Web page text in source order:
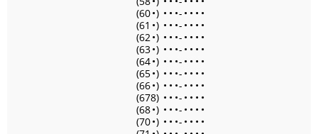
(60•) • • •- • • • •
(61 •) • • •- • • • •
(62•) • • •- • • • •
(63•) • • •- • • • •
(64•) • • •- • • • •
(65•) • • •- • • • •
(66•) • • •- • • • •
(678) • • •- • • • •
(68•) • • •- • • • •
(70•) • • •- • • • •